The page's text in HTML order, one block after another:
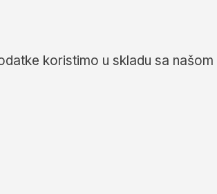
koristimo u skladu sa našom